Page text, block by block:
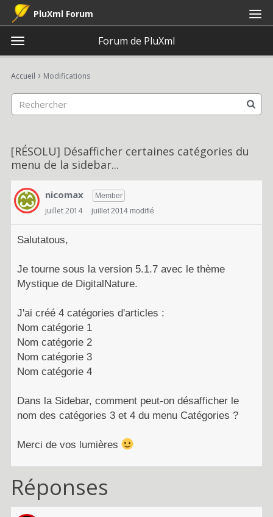
PluXml Forum
t
g
e
n
u
Forum de PluXml
Connexion
Catégories
Discussions
Activité
Connexion
Accueil › Modifications
[RÉSOLU] Désafficher certaines catégories du
menu de la sidebar...
nicomax Member
juillet 2014 juillet 2014 modifié
Salutatous,
Je tourne sous la version 5.1.7 avec le thème
Mystique de DigitalNature.
J'ai créé 4 catégories d'articles :
Nom catégorie 1
Nom catégorie 2
Nom catégorie 3
Nom catégorie 4
Dans la Sidebar, comment peut-on désafficher le
nom des catégories 3 et 4 du menu Catégories ?
Merci de vos lumières
Réponses